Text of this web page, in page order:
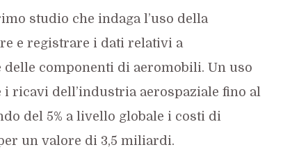
studio che indaga l’uso della
e registrare i dati relativi a
delle componenti di aeromobili. Un uso
i ricavi dell’industria aerospaziale fino al
del 5% a livello globale i costi di
un valore di 3,5 miliardi.